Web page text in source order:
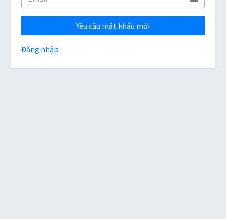
Yêu cầu mật khẩu mới
Đăng nhập